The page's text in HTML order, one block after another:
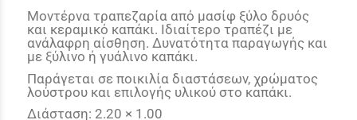
Μοντέρνα τραπεζαρία από μασίφ ξύλο δρυός
και κεραμικό καπάκι. Ιδιαίτερο τραπέζι με
ανάλαφρη αίσθηση. Δυνατότητα παραγωγής και
με ξύλινο ή γυάλινο καπάκι.
Παράγεται σε ποικιλία διαστάσεων, χρώματος
λούστρου και επιλογής υλικού στο καπάκι.
Διάσταση: 2.20 × 1.00